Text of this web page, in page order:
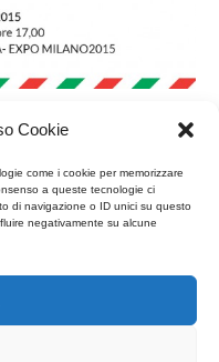
Cookie
come i cookie per memorizzare
a queste tecnologie ci
di navigazione o ID unici su questo
negativamente su alcune
or Italian
Expo 2015